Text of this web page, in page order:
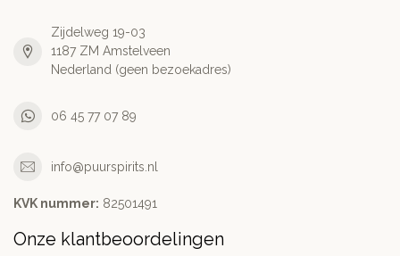
Zijdelweg 19-03
1187 ZM Amstelveen
Nederland (geen bezoekadres)
06 45 77 07 89
info@puurspirits.nl
KVK nummer: 82501491
Onze klantbeoordelingen